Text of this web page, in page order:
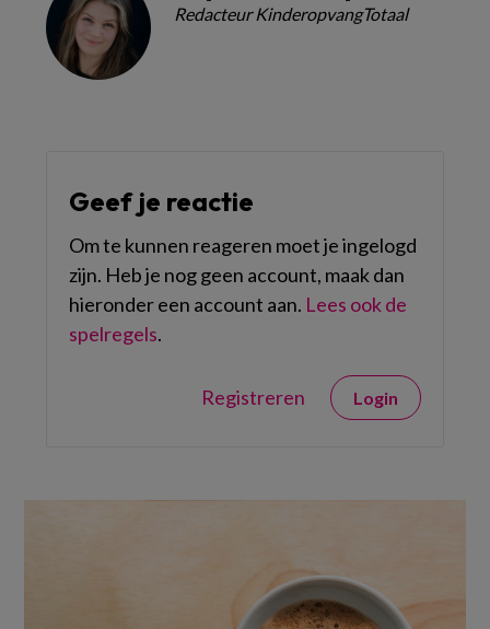
Redacteur KinderopvangTotaal
Geef je reactie
Om te kunnen reageren moet je ingelogd
zijn. Heb je nog geen account, maak dan
hieronder een account aan. Lees ook de
spelregels.
Registreren Login